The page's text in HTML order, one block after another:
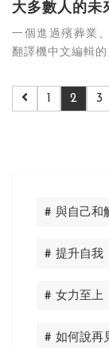
大多數人的未
一個進過殯葬業
翻譯機中文編輯
1 2 3
# 與自己和
# 提升自我
# 女力至上
# 如何說再